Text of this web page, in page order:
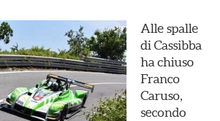
Alle spalle
di Cassibba
ha chiuso
Franco
Caruso,
secondo